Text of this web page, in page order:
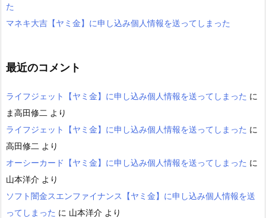
た
マネキ大吉【ヤミ金】に申し込み個人情報を送ってしまった
最近のコメント
ライフジェット【ヤミ金】に申し込み個人情報を送ってしまった に
ま高田修二 より
ライフジェット【ヤミ金】に申し込み個人情報を送ってしまった に
高田修二 より
オーシーカード【ヤミ金】に申し込み個人情報を送ってしまった に
山本洋介 より
ソフト闇金スエンファイナンス【ヤミ金】に申し込み個人情報を送
ってしまった に 山本洋介 より